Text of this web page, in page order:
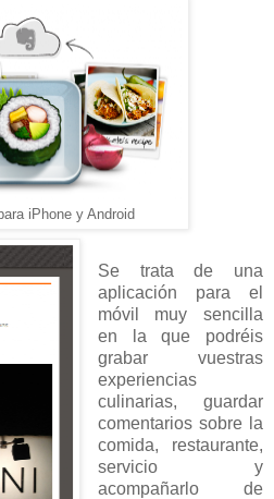
iPhone y Android
Se trata de una
aplicación para el
móvil muy sencilla
en la que podréis
grabar vuestras
experiencias
culinarias, guardar
comentarios sobre la
comida, restaurante,
servicio y
acompañarlo de